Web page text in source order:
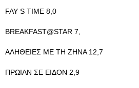
FAY S TIME 8,0
BREAKFAST@STAR 7,
ΑΛΗΘΕΙΕΣ ΜΕ ΤΗ ΖΗΝΑ 12,7
ΠΡΩΙΑΝ ΣΕ ΕΙΔΟΝ 2,9